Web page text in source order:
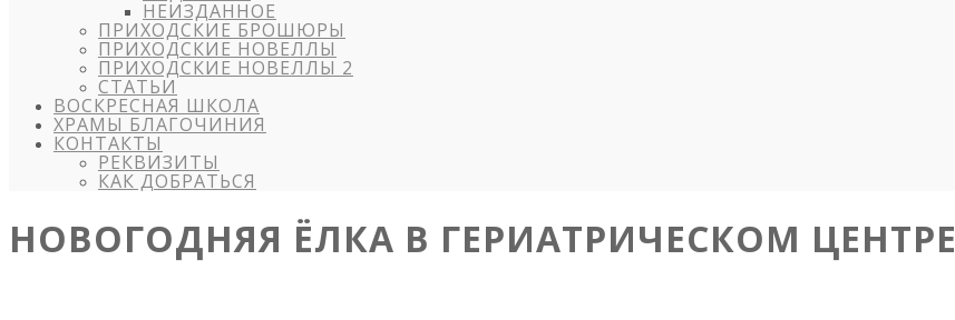
НЕИЗДАННОЕ
ПРИХОДСКИЕ БРОШЮРЫ
ПРИХОДСКИЕ НОВЕЛЛЫ
ПРИХОДСКИЕ НОВЕЛЛЫ 2
СТАТЬИ
ВОСКРЕСНАЯ ШКОЛА
ХРАМЫ БЛАГОЧИНИЯ
КОНТАКТЫ
РЕКВИЗИТЫ
КАК ДОБРАТЬСЯ
НОВОГОДНЯЯ ЁЛКА В ГЕРИАТРИЧЕСКОМ ЦЕНТРЕ